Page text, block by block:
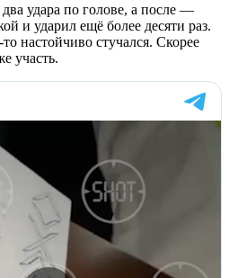
удара по голове, а после —
и ударил ещё более десяти раз.
настойчиво стучался. Скорее
участь.